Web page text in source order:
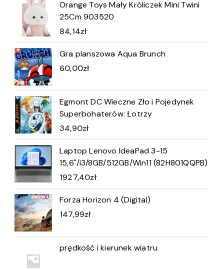
Orange Toys Mały Króliczek Mini Twini
25Cm 903520
84,14zł
Gra planszowa Aqua Brunch
60,00zł
Egmont DC Wieczne Zło i Pojedynek
Superbohaterów: Łotrzy
34,90zł
Laptop Lenovo IdeaPad 3-15
15,6"/i3/8GB/512GB/Win11 (82H801QQPB)
1927,40zł
Forza Horizon 4 (Digital)
147,99zł
prędkość i kierunek wiatru